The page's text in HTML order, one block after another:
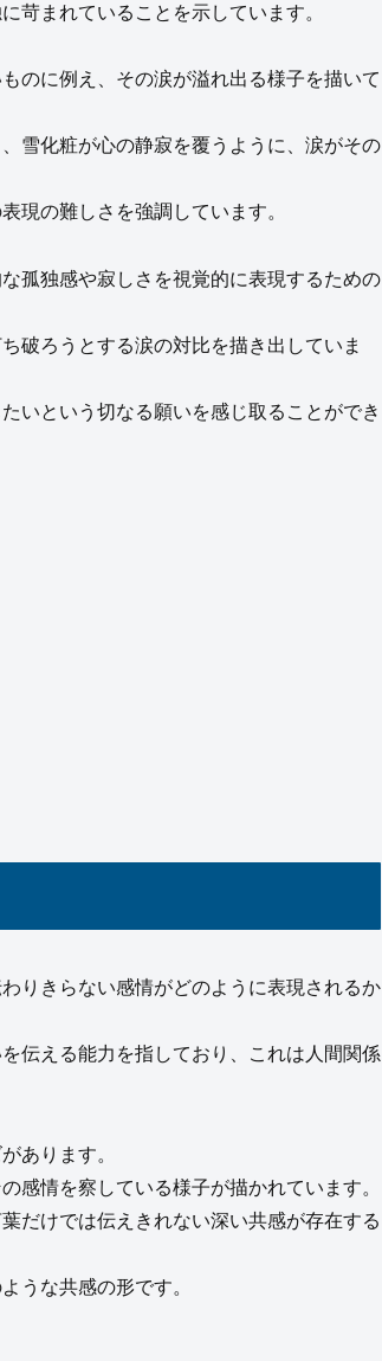
苛まれていることを示しています。
のに例え、その涙が溢れ出る様子を描いて
雪化粧が心の静寂を覆うように、涙がその
現の難しさを強調しています。
孤独感や寂しさを視覚的に表現するための
破ろうとする涙の対比を描き出していま
いという切なる願いを感じ取ることができ
りきらない感情がどのように表現されるか
伝える能力を指しており、これは人間関係
あります。
感情を察している様子が描かれています。
だけでは伝えきれない深い共感が存在する
うな共感の形です。